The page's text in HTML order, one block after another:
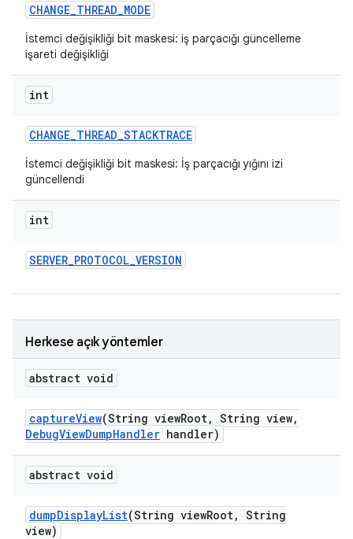
CHANGE_THREAD_MODE
İstemci değişikliği bit maskesi: iş parçacığı güncelleme
işareti değişikliği
int
CHANGE_THREAD_STACKTRACE
İstemci değişikliği bit maskesi: İş parçacığı yığını izi
güncellendi
int
SERVER_PROTOCOL_VERSION
Herkese açık yöntemler
abstract void
captureView(String viewRoot, String view,
DebugViewDumpHandler handler)
abstract void
dumpDisplayList(String viewRoot, String
view)